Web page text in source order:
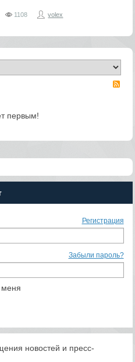
1108 volex
первым!
Регистрация
Забыли пароль?
меня
новостей и пресс-